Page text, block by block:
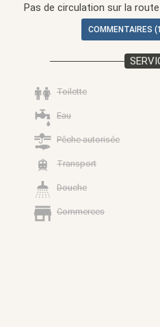
Pas de circulation sur la route
COMMENTAIRES
Toilette
Eau
Pêche autorisée
Transport
Douche
Commerces